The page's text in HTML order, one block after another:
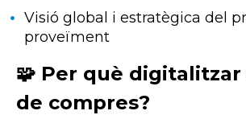
Visió global i estratègica del
proveïment
🧩 Per què
de compres?